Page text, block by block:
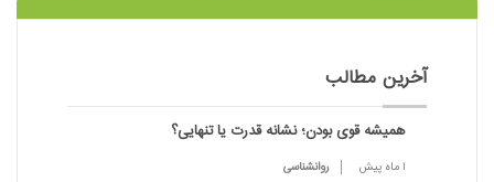
آخرین مطالب
همیشه قوی بودن؛ نشانه قدرت یا تنهایی؟
1 ماه پیش روانشناسی